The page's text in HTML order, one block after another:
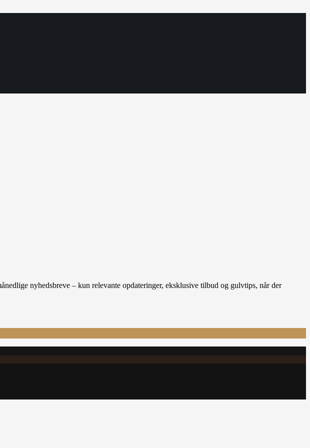
nyhedsbreve – kun relevante opdateringer, eksklusive tilbud og gulvtips, når der